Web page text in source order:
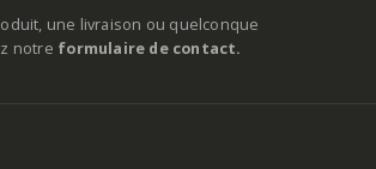
une livraison ou quelconque
notre formulaire de contact.